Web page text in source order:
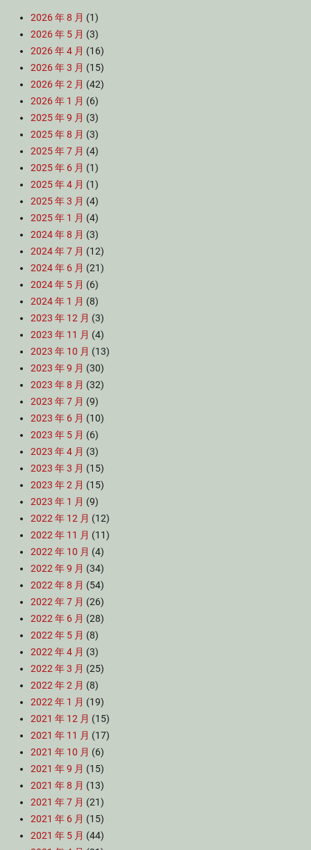
2026 年 8 月 (1)
2026 年 5 月 (3)
2026 年 4 月 (16)
2026 年 3 月 (15)
2026 年 2 月 (42)
2026 年 1 月 (6)
2025 年 9 月 (3)
2025 年 8 月 (3)
2025 年 7 月 (4)
2025 年 6 月 (1)
2025 年 4 月 (1)
2025 年 3 月 (4)
2025 年 1 月 (4)
2024 年 8 月 (3)
2024 年 7 月 (12)
2024 年 6 月 (21)
2024 年 5 月 (6)
2024 年 1 月 (8)
2023 年 12 月 (3)
2023 年 11 月 (4)
2023 年 10 月 (13)
2023 年 9 月 (30)
2023 年 8 月 (32)
2023 年 7 月 (9)
2023 年 6 月 (10)
2023 年 5 月 (6)
2023 年 4 月 (3)
2023 年 3 月 (15)
2023 年 2 月 (15)
2023 年 1 月 (9)
2022 年 12 月 (12)
2022 年 11 月 (11)
2022 年 10 月 (4)
2022 年 9 月 (34)
2022 年 8 月 (54)
2022 年 7 月 (26)
2022 年 6 月 (28)
2022 年 5 月 (8)
2022 年 4 月 (3)
2022 年 3 月 (25)
2022 年 2 月 (8)
2022 年 1 月 (19)
2021 年 12 月 (15)
2021 年 11 月 (17)
2021 年 10 月 (6)
2021 年 9 月 (15)
2021 年 8 月 (13)
2021 年 7 月 (21)
2021 年 6 月 (15)
2021 年 5 月 (44)